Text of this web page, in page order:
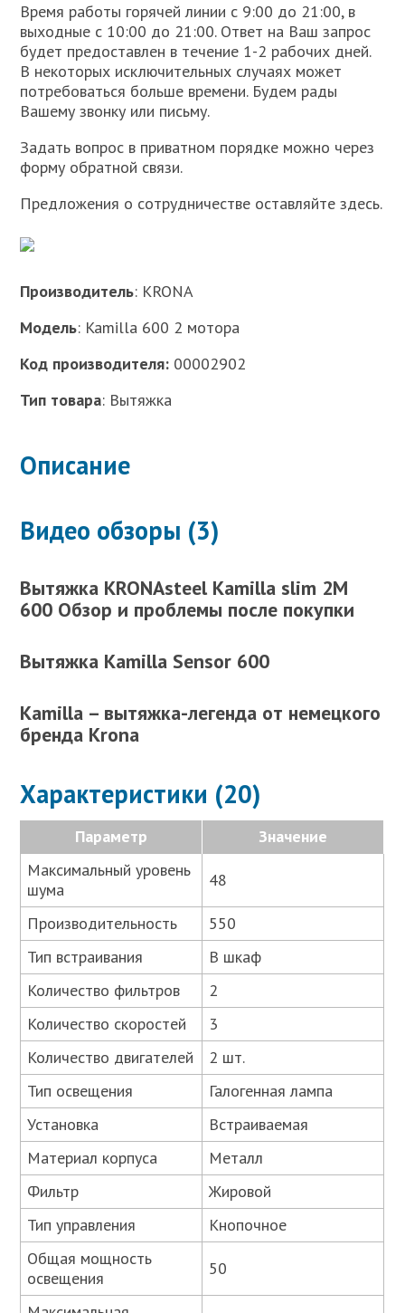
Время работы горячей линии с 9:00 до 21:00, в
выходные с 10:00 до 21:00. Ответ на Ваш запрос
будет предоставлен в течение 1-2 рабочих дней.
В некоторых исключительных случаях может
потребоваться больше времени. Будем рады
Вашему звонку или письму.
Задать вопрос в приватном порядке можно через
форму обратной связи.
Предложения о сотрудничестве оставляйте здесь.
Производитель: KRONA
Модель: Kamilla 600 2 мотора
Код производителя: 00002902
Тип товара: Вытяжка
Описание
Видео обзоры (3)
Вытяжка KRONAsteel Kamilla slim 2M
600 Обзор и проблемы после покупки
Вытяжка Kamilla Sensor 600
Kamilla – вытяжка-легенда от немецкого
бренда Krona
Характеристики (20)
Параметр
Значение
Максимальный уровень
шума
48
Производительность
550
Тип встраивания
В шкаф
Количество фильтров
2
Количество скоростей
3
Количество двигателей
2 шт.
Тип освещения
Галогенная лампа
Установка
Встраиваемая
Материал корпуса
Металл
Фильтр
Жировой
Тип управления
Кнопочное
Общая мощность
освещения
50